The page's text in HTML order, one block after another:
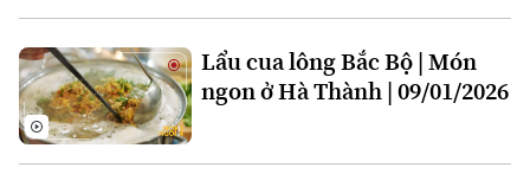
Xu hướng
Lẩu cua lông Bắc Bộ | Món
ngon ở Hà Thành | 09/01/2026